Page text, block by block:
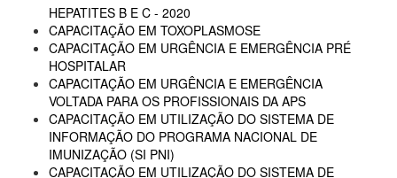
HEPATITES B E C - 2020
CAPACITAÇÃO EM TOXOPLASMOSE
CAPACITAÇÃO EM URGÊNCIA E EMERGÊNCIA PRÉ
HOSPITALAR
CAPACITAÇÃO EM URGÊNCIA E EMERGÊNCIA
VOLTADA PARA OS PROFISSIONAIS DA APS
CAPACITAÇÃO EM UTILIZAÇÃO DO SISTEMA DE
INFORMAÇÃO DO PROGRAMA NACIONAL DE
IMUNIZAÇÃO (SI PNI)
CAPACITAÇÃO EM UTILIZAÇÃO DO SISTEMA DE